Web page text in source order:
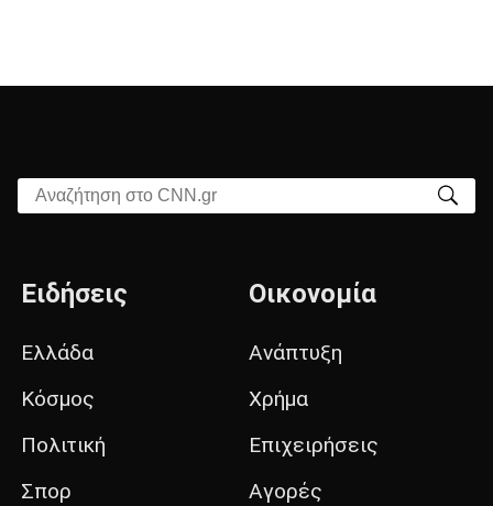
Αναζήτηση στο CNN.gr
Ειδήσεις
Ελλάδα
Κόσμος
Πολιτική
Σπορ
Οικονομία
Ανάπτυξη
Χρήμα
Επιχειρήσεις
Αγορές